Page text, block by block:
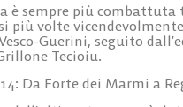
è sempre più
più volte
Guerini, seguito
Tecioiu.
Da Forte dei Marmi a